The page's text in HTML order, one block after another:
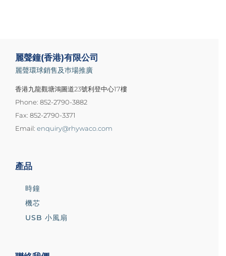
麗聲鐘(香港)有限公司
麗聲環球銷售及巿場推廣
香港九龍觀塘鴻圖道23號利登中心17樓
Phone: 852-2790-3882
Fax: 852-2790-3371
Email: enquiry@rhywaco.com
產品
時鐘
機芯
USB 小風扇